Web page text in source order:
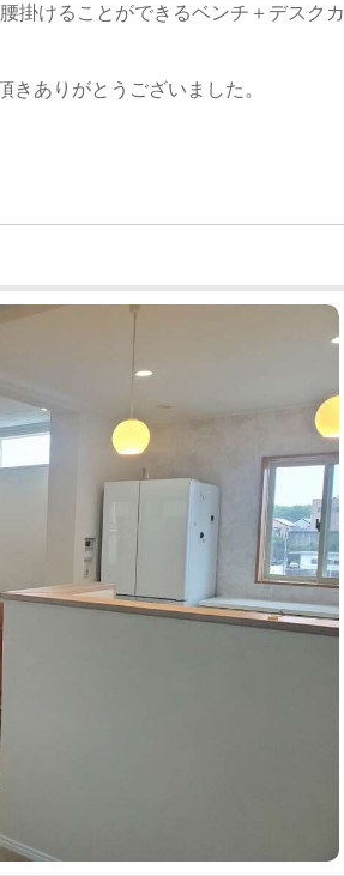
掛けることができるベンチ＋デスクカ
ありがとうございました。